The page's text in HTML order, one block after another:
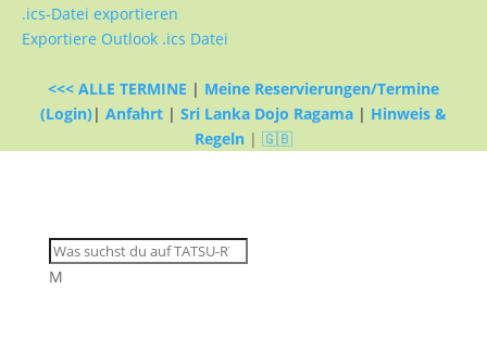
.ics-Datei exportieren
Exportiere Outlook .ics Datei
<<< ALLE TERMINE | Meine Reservierungen/Termine
(Login)| Anfahrt | Sri Lanka Dojo Ragama | Hinweis &
Regeln | 🇬🇧
M